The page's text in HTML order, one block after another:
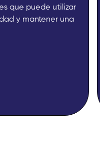
que puede utilizar
y mantener una